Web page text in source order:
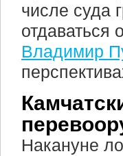
числе суда
отдаваться
Владимир
Накануне